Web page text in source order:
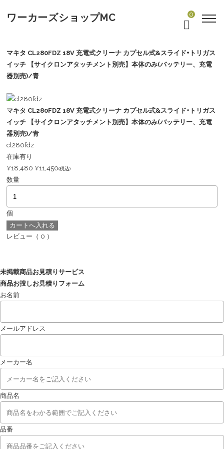
ワーカーズショップMC 0
マキタ CL280FDZ 18V 充電式クリーナ カプセル式&スライド+トリガス
イッチ 【サイクロンアタッチメント別売】本体のみ(バッテリー、充電
器別売)/青
マキタ CL280FDZ 18V 充電式クリーナ カプセル式&スライド+トリガス
イッチ 【サイクロンアタッチメント別売】本体のみ(バッテリー、充電
器別売)/青
cl280fdz
在庫有り
¥18,480 ¥11,450(税込)
数量
個
レビュー （ 0 ）
未掲載商品お見積りサービス
商品お捜しお見積りフォーム
お名前
メールアドレス
メーカー名
商品名
品番